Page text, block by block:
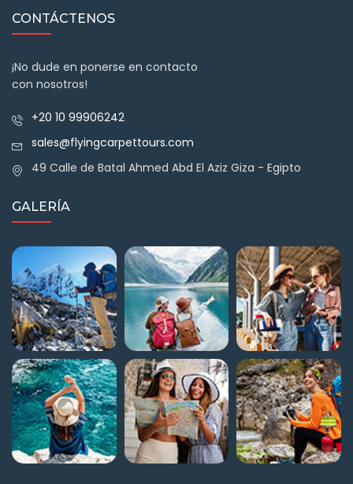
CONTÁCTENOS
¡No dude en ponerse en contacto
con nosotros!
+20 10 99906242
sales@flyingcarpettours.com
49 Calle de Batal Ahmed Abd El Aziz Giza - Egipto
GALERÍA